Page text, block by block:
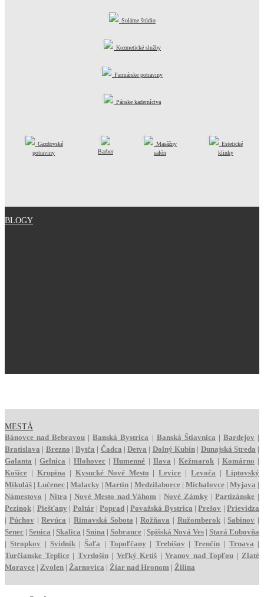
Solárne štúdio
Kozmetické služby
Farmárske potraviny
Pánske kaderníctva
Gazdovské
potraviny
Barber
Masážny
salón
Estetické
klinky
BLOGY
MESTÁ
Bánovce nad Bebravou |Banská Bystrica | Banská Štiavnica | Bardejov|
Bratislava | Brezno |Bytča | Čadca |Detva | Dolný Kubín | Dunajská Streda |
Galanta |Gelnica | Hlohovec|Humenné | Ilava |Kežmarok | Komárno |
Košice | Krupina | Kysucké Nové Mesto |Levice |Levoča |Liptovský
Mikuláš |Lučenec |Malacky |Martin | Medzilaborce| Michalovce| Myjava |
Námestovo | Nitra |Nové Mesto nad Váhom | Nové Zámky |Partizánske |
Pezinok | Piešťany | Poltár|Poprad |Považská Bystrica |Prešov |Prievidza
| Púchov|Revúca | Rimavská Sobota |Rožňava | Ružomberok|Sabinov |
Senec | Senica | Skalica | Snina | Sobrance | Spišská Nová Ves | Stará Ľubovňa
|Stropkov | Svidník|Šaľa |Topoľčany | Trebišov|Trenčín | Trnava |
Turčianske Teplice| Tvrdošín| Veľký Krtíš | Vranov nad Topľou | Zlaté
Moravce | Zvolen | Žarnovica | Žiar nad Hronom | Žilina